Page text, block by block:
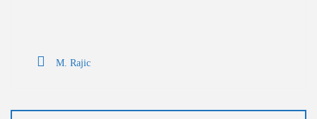
M. Rajic